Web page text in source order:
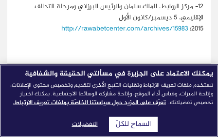
12- مركز الروابط، الملك سلمان والرئيس البرزاني ومرحلة التحالف
الإقليمي، 5 ديسمبر/كانون الأول
2015:
http://rawabetcenter.com/archives/15983
يمكنك الاعتماد على الجزيرة في مسألتي الحقيقة والشفافية
نستخدم ملفات تعريف الارتباط وتقنيات التتبع الأخرى لتقديم وتخصيص محتوى الإعلانات،
وإتاحة الميزات، وقياس أداء الموقع، وإتاحة مشاركة الوسائط الاجتماعية. يمكنك اختيار
تخصيص تفضيلاتك. تعرّف على المزيد حول سياستنا الخاصّة بملفات تعريف الارتباط.
التفضيلات السماح للكلّ